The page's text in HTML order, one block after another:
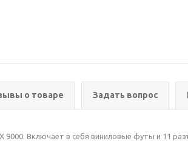
о товаре Задать вопрос
9000. Включает в себя виниловые футы и 11